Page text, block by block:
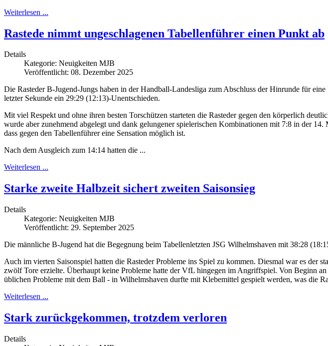
Weiterlesen ...
Rastede nimmt ungeschlagenen Tabellenführer einen Punkt ab
Details
Kategorie: Neuigkeiten MJB
Veröffentlicht: 08. Dezember 2025
Die Rasteder B-Jugend-Jungs haben in der Handball-Landesliga zum Abschluss der Hinrunde für
letzter Sekunde ein 29:29 (12:13)-Unentschieden.
Mit viel Respekt und ohne ihren besten Torschützen starteten die Rasteder gegen den körperlich
wurde aber zunehmend abgelegt und dank gelungener spielerischen Kombinationen mit 7:8 in der
dass gegen den Tabellenführer eine Sensation möglich ist.
Nach dem Ausgleich zum 14:14 hatten die ...
Weiterlesen ...
Starke zweite Halbzeit sichert zweiten Saisonsieg
Details
Kategorie: Neuigkeiten MJB
Veröffentlicht: 29. September 2025
Die männliche B-Jugend hat die Begegnung beim Tabellenletzten JSG Wilhelmshaven mit 38:28
Auch im vierten Saisonspiel hatten die Rasteder Probleme ins Spiel zu kommen. Diesmal war es der
zwölf Tore erzielte. Überhaupt keine Probleme hatte der VfL hingegen im Angriffspiel. Von Beginn
üblichen Probleme mit dem Ball - in Wilhelmshaven durfte mit Klebemittel gespielt werden, was die
Weiterlesen ...
Stark zurückgekommen, trotzdem verloren
Details